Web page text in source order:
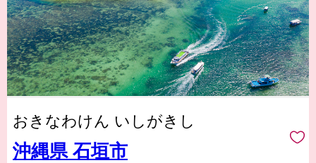
おきなわけん いしがきし
沖縄県 石垣市